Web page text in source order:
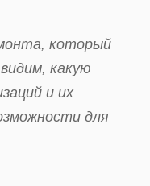
который
какую
и их
для